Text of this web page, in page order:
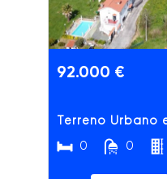
92.000 €
Terreno Urbano
0 0